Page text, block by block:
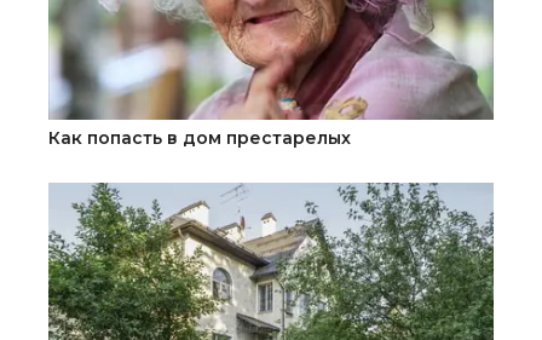
Как попасть в дом престарелых